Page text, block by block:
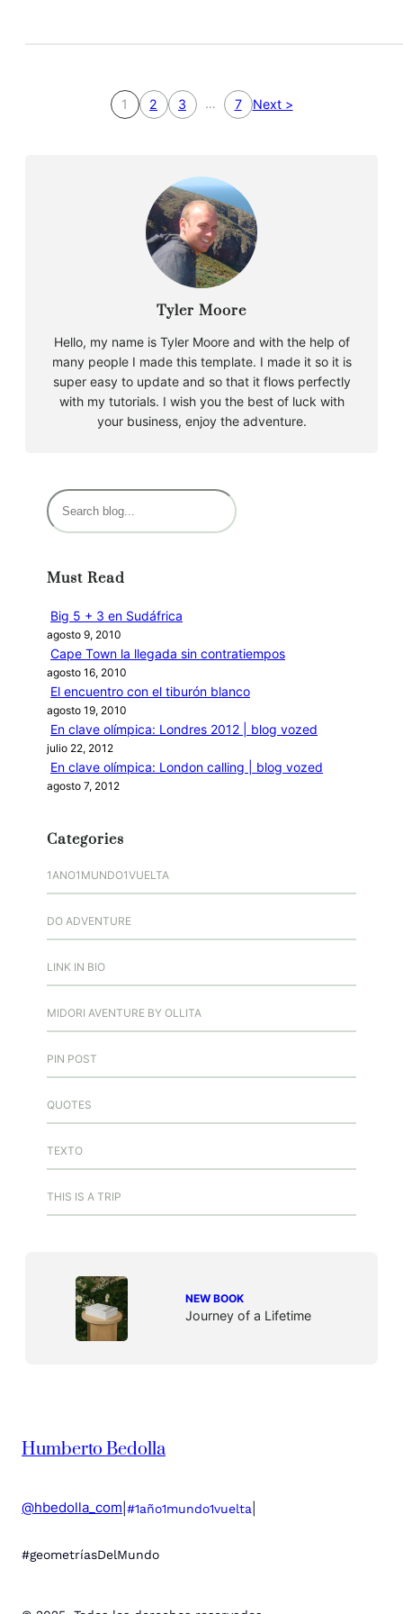
1 2 3 … 7 Next >
Tyler Moore
Hello, my name is Tyler Moore and with the help of
many people I made this template. I made it so it is
super easy to update and so that it flows perfectly
with my tutorials. I wish you the best of luck with
your business, enjoy the adventure.
B
u
a
Must Read
Big 5 + 3 en Sudáfrica
agosto 9, 2010
Cape Town la llegada sin contratiempos
agosto 16, 2010
El encuentro con el tiburón blanco
agosto 19, 2010
En clave olímpica: Londres 2012 | blog vozed
julio 22, 2012
En clave olímpica: London calling | blog vozed
agosto 7, 2012
Categories
1ANO1MUNDO1VUELTA
DO ADVENTURE
LINK IN BIO
MIDORI AVENTURE BY OLLITA
PIN POST
QUOTES
TEXTO
THIS IS A TRIP
NEW BOOK
Journey of a Lifetime
Humberto Bedolla
@hbedolla_com #1año1mundo1vuelta
#geometríasDelMundo